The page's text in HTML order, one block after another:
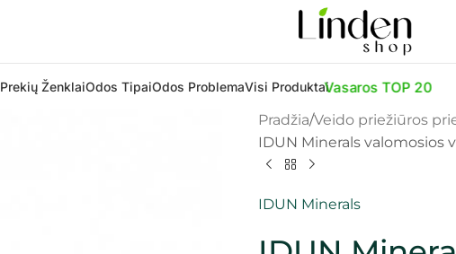
Prekių ŽenklaiOdos TipaiOdos ProblemaVisi ProduktaiVasaros TOP 20
Pradžia Veido priežiūros
IDUN Minerals valomosios
IDUN Minerals